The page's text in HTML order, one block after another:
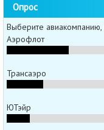
Опрос
Выберите
Аэрофлот
Трансаэро
ЮТэйр